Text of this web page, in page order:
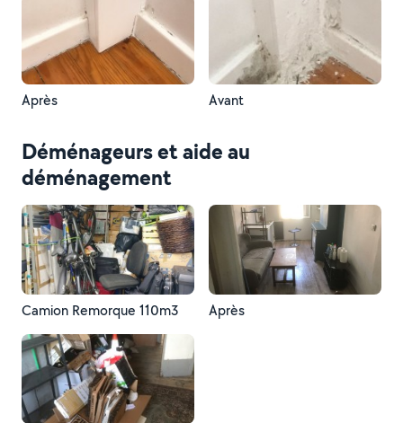
Après Avant
Déménageurs et aide au
déménagement
Camion Remorque 110m3 Après